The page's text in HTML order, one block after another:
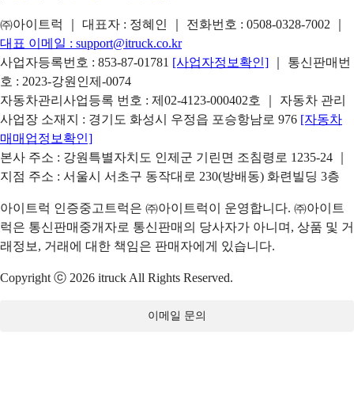
㈜아이트럭 ｜ 대표자 : 정혜인 ｜ 전화번호 : 0508-0328-7002
대표 이메일 : support@itruck.co.kr
사업자등록번호 : 853-87-01781 [사업자정보확인]
｜ 통신판매번
호 : 2023-강원인제-0074
자동차관리사업등록 번호 : 제02-4123-000402호 ｜ 자동차 관리
사업장 소재지 : 경기도 화성시 우정읍 포승항남로 976 [자동차
매매업정보확인]
본사 주소 : 강원특별자치도 인제군 기린면 조침령로 1235-24 ｜
지점 주소 : 서울시 서초구 동작대로 230(방배동) 화련빌딩 3층
아이트럭 인증중고트럭은 ㈜아이트럭이 운영합니다. ㈜아이트
럭은 통신판매중개자로 통신판매의 당사자가 아니며, 상품 및 거
래정보, 거래에 대한 책임은 판매자에게 있습니다.
Copyright ⓒ 2026 itruck All Rights Reserved.
이메일 문의